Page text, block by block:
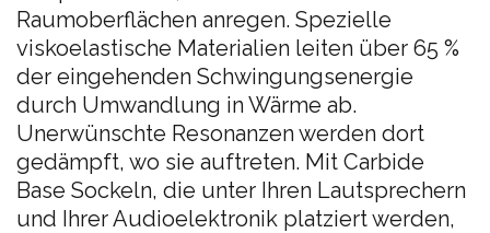
Raumoberflächen anregen. Spezielle
viskoelastische Materialien leiten über 65 %
der eingehenden Schwingungsenergie
durch Umwandlung in Wärme ab.
Unerwünschte Resonanzen werden dort
gedämpft, wo sie auftreten. Mit Carbide
Base Sockeln, die unter Ihren Lautsprechern
und Ihrer Audioelektronik platziert werden,